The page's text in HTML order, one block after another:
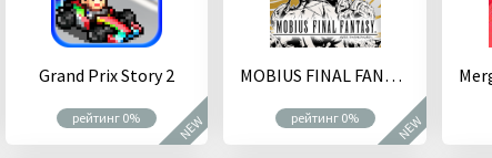
Grand Prix Story 2
рейтинг 0% NEW
MOBIUS FINAL FANTASY
рейтинг 0% NEW